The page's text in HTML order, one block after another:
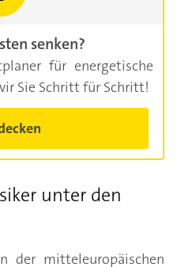
senken?
für energetische
Sie Schritt für Schritt!
unter den
der mitteleuropäischen